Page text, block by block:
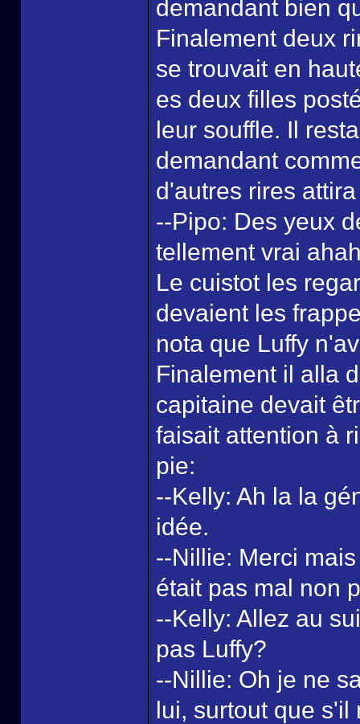
demandant bien
Finalement deux
se trouvait en
es deux filles
leur souffle. Il
demandant
d'autres rires
--Pipo: Des yeux
tellement vrai
Le cuistot les
devaient les
nota que Luffy
Finalement il alla
capitaine devait
faisait attention à
pie:
--Kelly: Ah la la
idée.
--Nillie: Merci
était pas mal non
--Kelly: Allez au
pas Luffy?
--Nillie: Oh je ne
lui, surtout que s'il